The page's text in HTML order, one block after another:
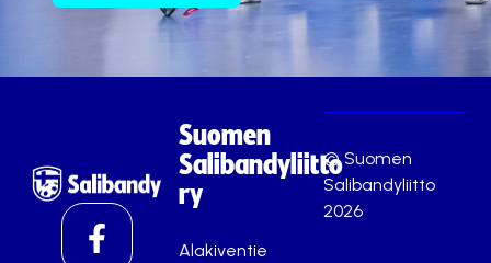
Suomen
Salibandyliitto
ry
Alakiventie
© Suomen
Salibandyliitto
2026